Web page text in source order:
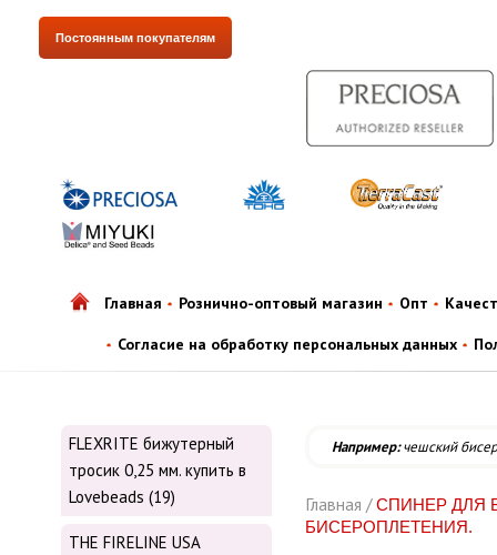
Постоянным покупателям
Главная Рознично-оптовый магазин Опт
Согласие на обработку персональных данных
FLEXRITE бижутерный
тросик 0,25 мм. купить в
Lovebeads (19)
THE FIRELINE USA
Например:чешский бисер
Главная / СПИНЕР ДЛЯ
БИСЕРОПЛЕТЕНИЯ.